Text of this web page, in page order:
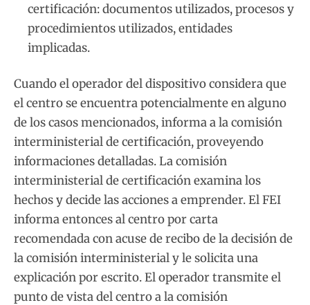
certificación: documentos utilizados, procesos y
procedimientos utilizados, entidades
implicadas.
Cuando el operador del dispositivo considera que
el centro se encuentra potencialmente en alguno
de los casos mencionados, informa a la comisión
interministerial de certificación, proveyendo
informaciones detalladas. La comisión
interministerial de certificación examina los
hechos y decide las acciones a emprender. El FEI
informa entonces al centro por carta
recomendada con acuse de recibo de la decisión de
la comisión interministerial y le solicita una
explicación por escrito. El operador transmite el
punto de vista del centro a la comisión